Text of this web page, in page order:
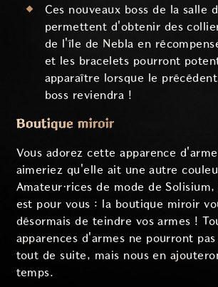
Ces nouveaux boss de la salle
permettent d'obtenir des
de l'île de Nebla en
et les bracelets pourront
apparaître lorsque le
boss reviendra !
Boutique miroir
Vous adorez cette apparence
aimeriez qu'elle ait une autre
Amateur·rices de mode de
est pour vous : la boutique miroir
désormais de teindre vos armes !
apparences d'armes ne pourront
tout de suite, mais nous en
temps.